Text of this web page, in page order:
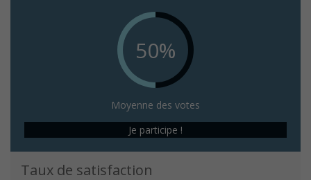
50%
Moyenne des votes
Je participe !
Taux de satisfaction